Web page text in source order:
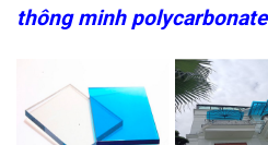
thông minh polycarbonate